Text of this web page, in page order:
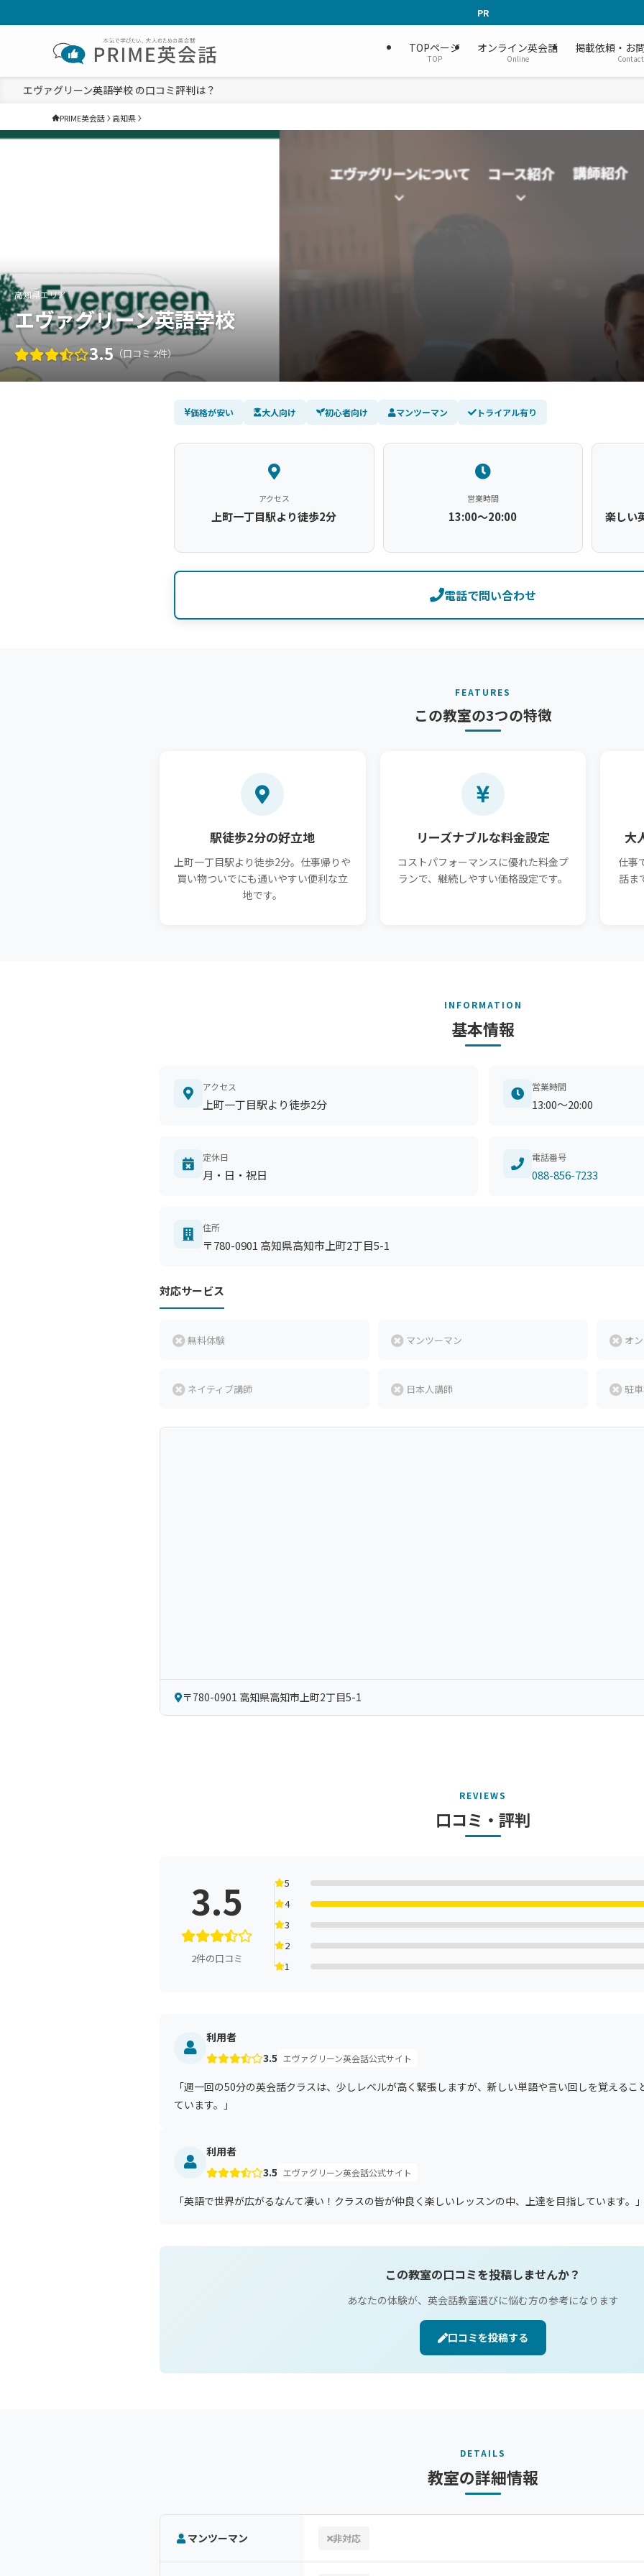
PR
TOPページ
TOP
オンライン英会話
Online
掲載依頼・お
Contact
エヴァグリーン英語学校 の口コミ評判は？
PRIME英会話 高知県
高知県エリア
エヴァグリーン英語学校
3.5（口コミ 2件）
価格が安い 大人向け 初心者向け マンツーマン トライアル有り
アクセス
上町一丁目駅より徒歩2分
営業時間
13:00～20:00
楽しい
電話で問い合わせ
FEATURES
この教室の3つの特徴
駅徒歩2分の好立地
上町一丁目駅より徒歩2分。仕事帰りや
買い物ついでにも通いやすい便利な立
地です。
リーズナブルな料金設定
コストパフォーマンスに優れた料金プ
ランで、継続しやすい価格設定です。
大
仕事
話ま
INFORMATION
基本情報
アクセス
上町一丁目駅より徒歩2分
営業時間
13:00～20:00
定休日
月・日・祝日
電話番号
088-856-7233
住所
〒780-0901 高知県高知市上町2丁目5-1
対応サービス
無料体験 マンツーマン オ
ネイティブ講師 日本人講師 駐
〒780-0901 高知県高知市上町2丁目5-1
REVIEWS
口コミ・評判
3.5
2件の口コミ
5
4
3
2
1
利用者
3.5 エヴァグリーン英会話公式サイト
「週一回の50分の英会話クラスは、少しレベルが高く緊張しますが、新しい単語や言い回しを覚える
ています。」
利用者
3.5 エヴァグリーン英会話公式サイト
「英語で世界が広がるなんて凄い！クラスの皆が仲良く楽しいレッスンの中、上達を目指しています。」
この教室の口コミを投稿しませんか？
あなたの体験が、英会話教室選びに悩む方の参考になります
口コミを投稿する
DETAILS
教室の詳細情報
マンツーマン 非対応